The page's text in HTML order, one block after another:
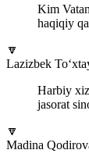
Kim
haqiqiy
🔽
Lazizbek
Harbiy
jasorat
🔽
Madina